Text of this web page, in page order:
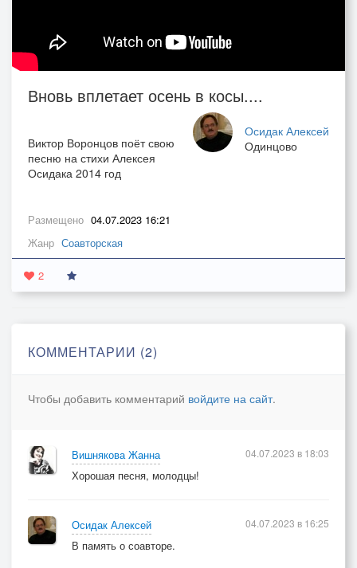
Вновь вплетает осень в косы....
Осидак Алексей
Одинцово
Виктор Воронцов поёт свою
песню на стихи Алексея
Осидака 2014 год
Размещено 04.07.2023 16:21
Жанр Соавторская
2
КОММЕНТАРИИ (2)
Чтобы добавить комментарий войдите на сайт.
Вишнякова Жанна
Хорошая песня, молодцы!
04.07.2023 в 18:03
Осидак Алексей
В память о соавторе.
04.07.2023 в 16:25